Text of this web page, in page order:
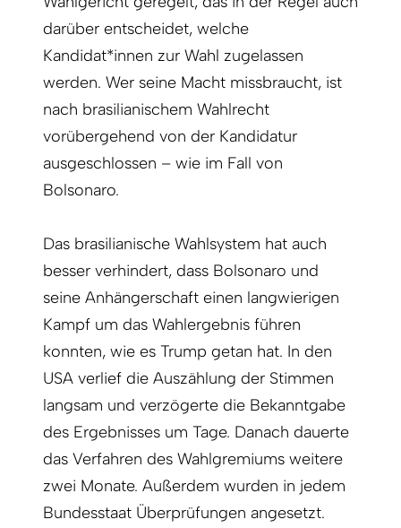
darüber entscheidet, welche
Kandidat*innen zur Wahl zugelassen
werden. Wer seine Macht missbraucht, ist
nach brasilianischem Wahlrecht
vorübergehend von der Kandidatur
ausgeschlossen – wie im Fall von
Bolsonaro.
Das brasilianische Wahlsystem hat auch
besser verhindert, dass Bolsonaro und
seine Anhängerschaft einen langwierigen
Kampf um das Wahlergebnis führen
konnten, wie es Trump getan hat. In den
USA verlief die Auszählung der Stimmen
langsam und verzögerte die Bekanntgabe
des Ergebnisses um Tage. Danach dauerte
das Verfahren des Wahlgremiums weitere
zwei Monate. Außerdem wurden in jedem
Bundesstaat Überprüfungen angesetzt.